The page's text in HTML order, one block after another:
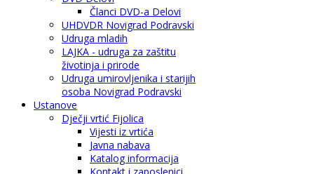
Članci DVD-a Delovi
UHDVDR Novigrad Podravski
Udruga mladih
LAJKA - udruga za zaštitu
životinja i prirode
Udruga umirovljenika i starijih
osoba Novigrad Podravski
Ustanove
Dječji vrtić Fijolica
Vijesti iz vrtića
Javna nabava
Katalog informacija